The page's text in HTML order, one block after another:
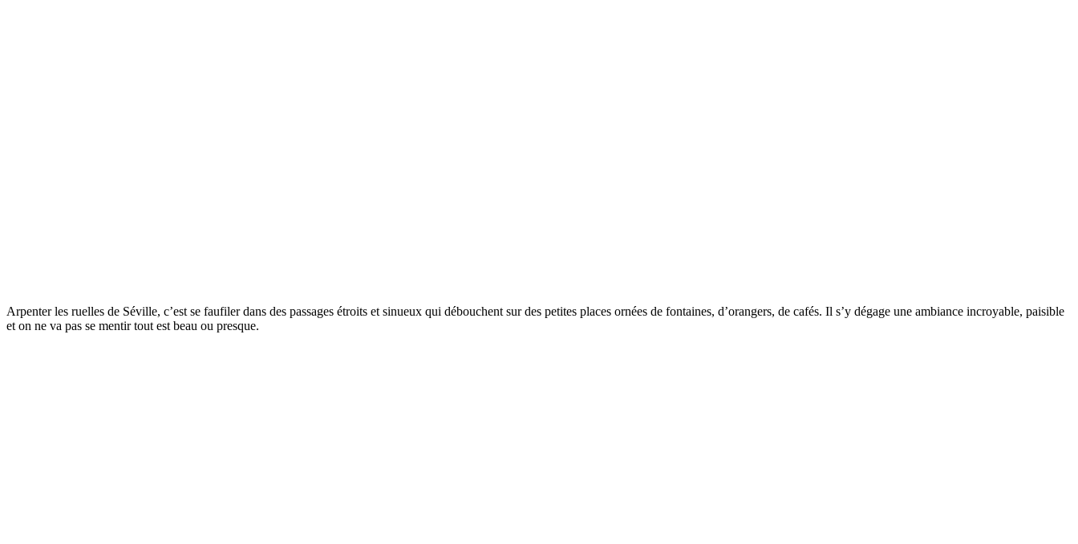
Arpenter les ruelles de Séville, c’est se faufiler dans des passages étroits et sinueux qui débouchent sur des petites places ornées de fontaines, d’orangers, de cafés. Il s’y dégage une ambiance incroyable, paisible
et on ne va pas se mentir tout est beau ou presque.